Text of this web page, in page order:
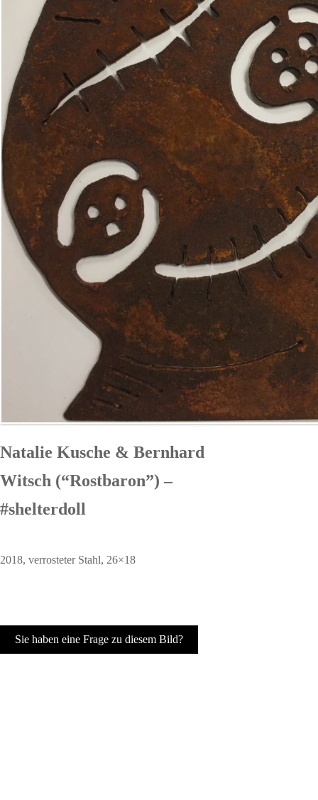
Natalie Kusche & Bernhard
Witsch (“Rostbaron”) –
#shelterdoll
2018, verrosteter Stahl, 26×18
Sie haben eine Frage zu diesem Bild?